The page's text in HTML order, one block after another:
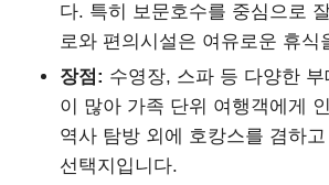
다. 특히 보문호수를 중심으로
로와 편의시설은 여유로운 휴식
장점: 수영장, 스파 등 다양한
이 많아 가족 단위 여행객에게
역사 탐방 외에 호캉스를 겸하
선택지입니다.